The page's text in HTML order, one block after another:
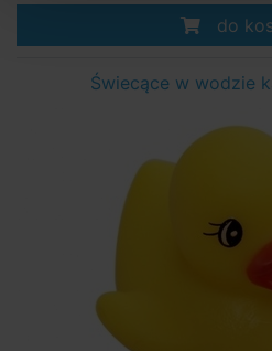
do
Świecące w wodzie